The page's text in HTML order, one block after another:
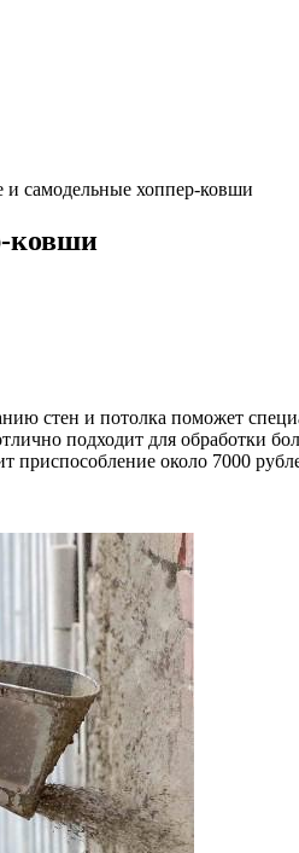
самодельные хоппер-ковши
ковши
стен и потолка поможет
подходит для обработки
приспособление около 7000